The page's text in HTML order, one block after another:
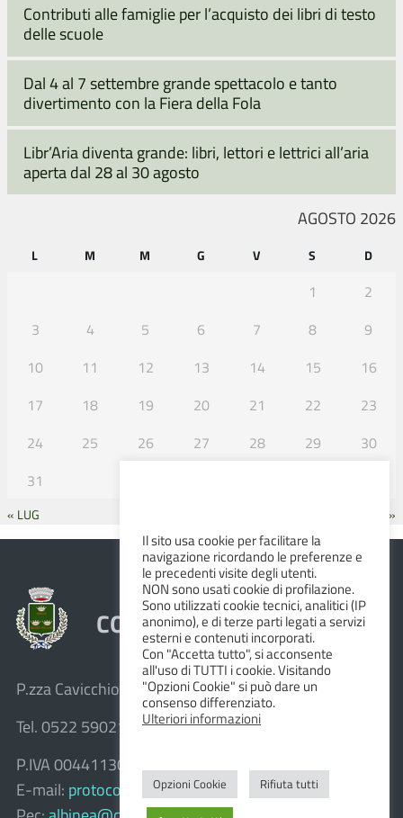
Contributi alle famiglie per l’acquisto dei libri di testo
delle scuole
Dal 4 al 7 settembre grande spettacolo e tanto
divertimento con la Fiera della Fola
Libr’Aria diventa grande: libri, lettori e lettrici all’aria
aperta dal 28 al 30 agosto
AGOSTO 2026
L M M G V S D
1
2
3
4 5 6 7 8
9
10
11 12 13 14 15
16
17
18 19 20 21 22
23
24
25 26 27 28 29
30
31
« LUG SET »
COMUNE DI ALBINEA
P.zza Cavicchioni, 8 – 42020 Albinea (R.E.)
Tel. 0522 590211 – Fax 0522 590236
P.IVA 00441130358
E-mail: protocollo@comune.albinea.re.it
Il sito usa cookie per facilitare la
navigazione ricordando le preferenze e
le precedenti visite degli utenti.
NON sono usati cookie di profilazione.
Sono utilizzati cookie tecnici, analitici (IP
anonimo), e di terze parti legati a servizi
esterni e contenuti incorporati.
Con "Accetta tutto", si acconsente
all'uso di TUTTI i cookie. Visitando
"Opzioni Cookie" si può dare un
consenso differenziato.
Ulteriori informazioni
Opzioni Cookie Rifiuta tutti